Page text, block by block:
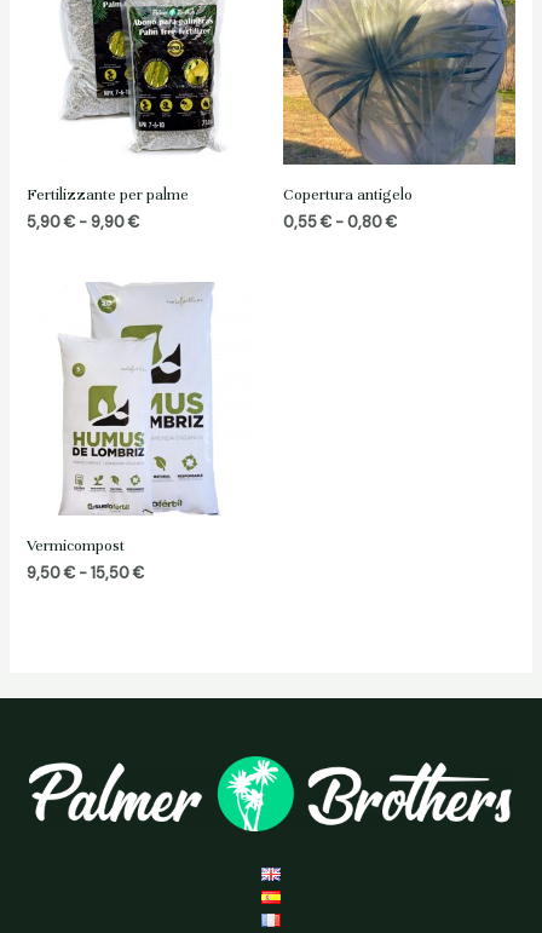
Fertilizzante per palme
5,90€ - 9,90€Fascia
da
5,90 €
9,90 €
Copertura antigelo
0,55€ -0,80€Fascia
Vermicompost
9,50€ - 15,50€Fascia